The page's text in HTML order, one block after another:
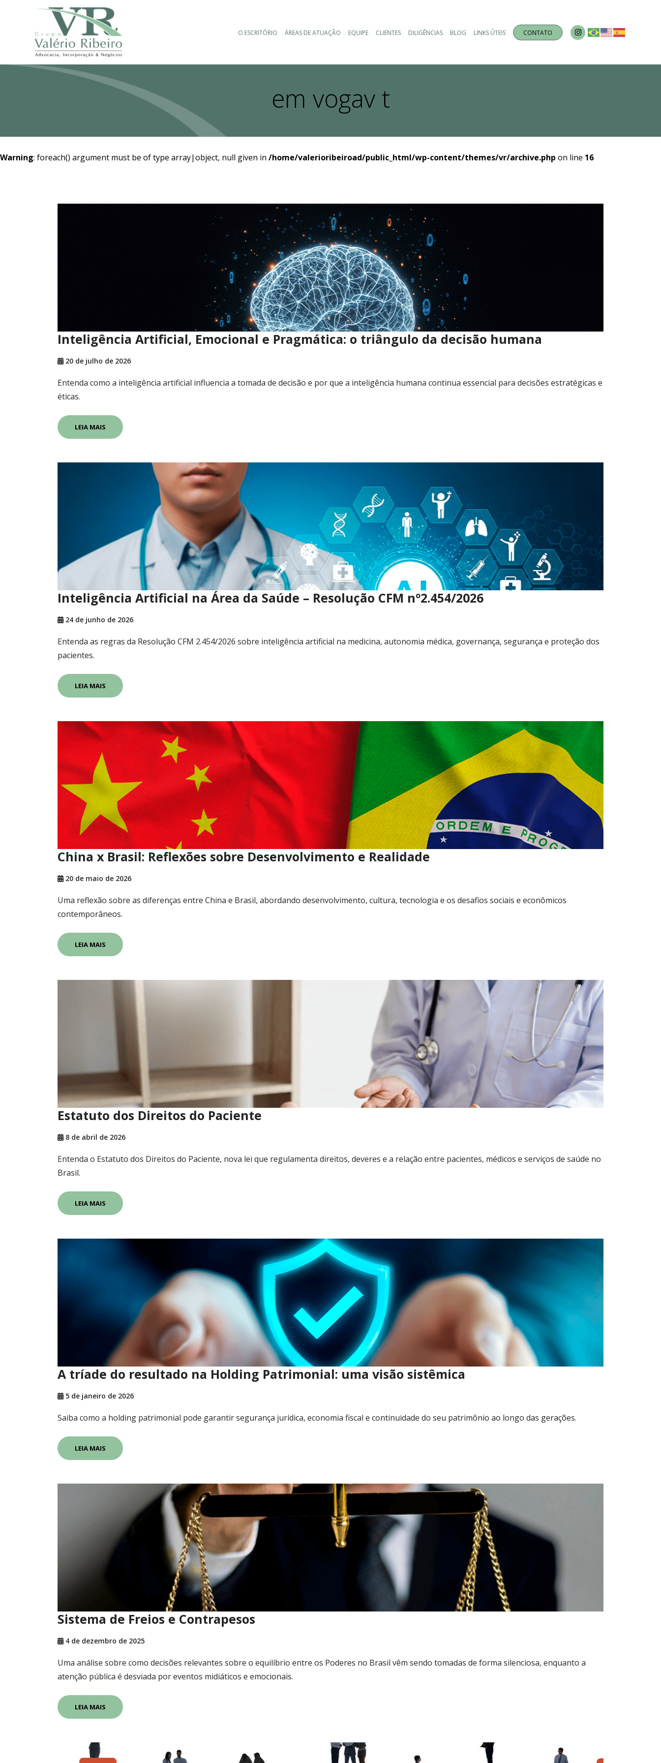
O ESCRITÓRIO ÁREAS DE ATUAÇÃO EQUIPE CLIENTES DILIGÊNCIAS BLOG LINKS ÚTEIS CONTATO
em vogav t
Warning: foreach() argument must be of type array|object, null given in /home/valerioribeiroad/public_html/wp-content/themes/vr/archive.php on line 16
Inteligência Artificial, Emocional e Pragmática: o triângulo da decisão humana
20 de julho de 2026
Entenda como a inteligência artificial influencia a tomada de decisão e por que a inteligência humana continua essencial para decisões estratégicas e
éticas.
LEIA MAIS
Inteligência Artificial na Área da Saúde – Resolução CFM nº2.454/2026
24 de junho de 2026
Entenda as regras da Resolução CFM 2.454/2026 sobre inteligência artificial na medicina, autonomia médica, governança, segurança e proteção dos
pacientes.
LEIA MAIS
China x Brasil: Reflexões sobre Desenvolvimento e Realidade
20 de maio de 2026
Uma reflexão sobre as diferenças entre China e Brasil, abordando desenvolvimento, cultura, tecnologia e os desafios sociais e econômicos
contemporâneos.
LEIA MAIS
Estatuto dos Direitos do Paciente
8 de abril de 2026
Entenda o Estatuto dos Direitos do Paciente, nova lei que regulamenta direitos, deveres e a relação entre pacientes, médicos e serviços de saúde no
Brasil.
LEIA MAIS
A tríade do resultado na Holding Patrimonial: uma visão sistêmica
5 de janeiro de 2026
Saiba como a holding patrimonial pode garantir segurança jurídica, economia fiscal e continuidade do seu patrimônio ao longo das gerações.
LEIA MAIS
Sistema de Freios e Contrapesos
4 de dezembro de 2025
Uma análise sobre como decisões relevantes sobre o equilíbrio entre os Poderes no Brasil vêm sendo tomadas de forma silenciosa, enquanto a
atenção pública é desviada por eventos midiáticos e emocionais.
LEIA MAIS